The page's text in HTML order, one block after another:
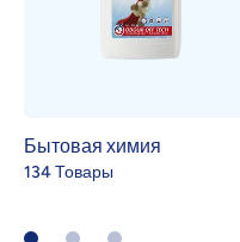
Бытовая химия
134 Товары